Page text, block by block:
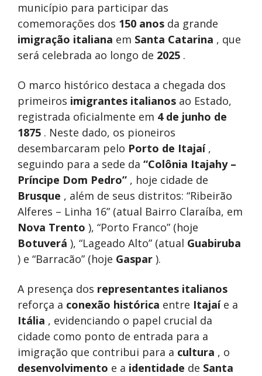
município para participar das
comemorações dos 150 anos da grande
imigração italiana em Santa Catarina , que
será celebrada ao longo de 2025 .
O marco histórico destaca a chegada dos
primeiros imigrantes italianos ao Estado,
registrada oficialmente em 4 de junho de
1875 . Neste dado, os pioneiros
desembarcaram pelo Porto de Itajaí,
seguindo para a sede da “Colônia Itajahy –
Príncipe Dom Pedro” , hoje cidade de
Brusque , além de seus distritos: “Ribeirão
Alferes – Linha 16” (atual Bairro Claraíba, em
Nova Trento ), “Porto Franco” (hoje
Botuverá ), “Lageado Alto” (atual Guabiruba
) e “Barracão” (hoje Gaspar ).
A presença dos representantes italianos
reforça a conexão histórica entre Itajaíe a
Itália , evidenciando o papel crucial da
cidade como ponto de entrada para a
imigração que contribui para a cultura , o
desenvolvimento e a identidade de Santa